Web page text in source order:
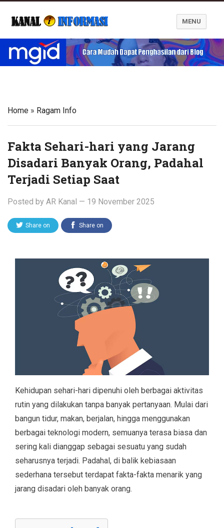
Blog Kanal Informasi
MENU
Home » Ragam Info
Fakta Sehari-hari yang Jarang
Disadari Banyak Orang, Padahal
Terjadi Setiap Saat
Posted by AR Kanal — 19 November 2025
Share on Share on
Kehidupan sehari-hari dipenuhi oleh berbagai aktivitas
rutin yang dilakukan tanpa banyak pertanyaan. Mulai dari
bangun tidur, makan, berjalan, hingga menggunakan
berbagai teknologi modern, semuanya terasa biasa dan
sering kali dianggap sebagai sesuatu yang sudah
seharusnya terjadi. Padahal, di balik kebiasaan
sederhana tersebut terdapat fakta-fakta menarik yang
jarang disadari oleh banyak orang.